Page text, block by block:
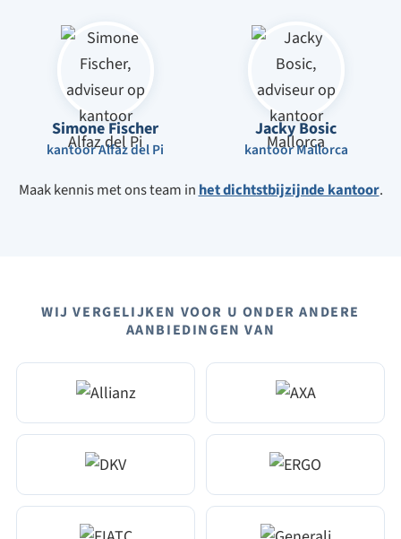
Simone Fischer
kantoor Alfaz del Pi
Jacky Bosic
kantoor Mallorca
Maak kennis met ons team inhet dichtstbijzijnde kantoor.
WIJ VERGELIJKEN VOOR U ONDER ANDERE
AANBIEDINGEN VAN